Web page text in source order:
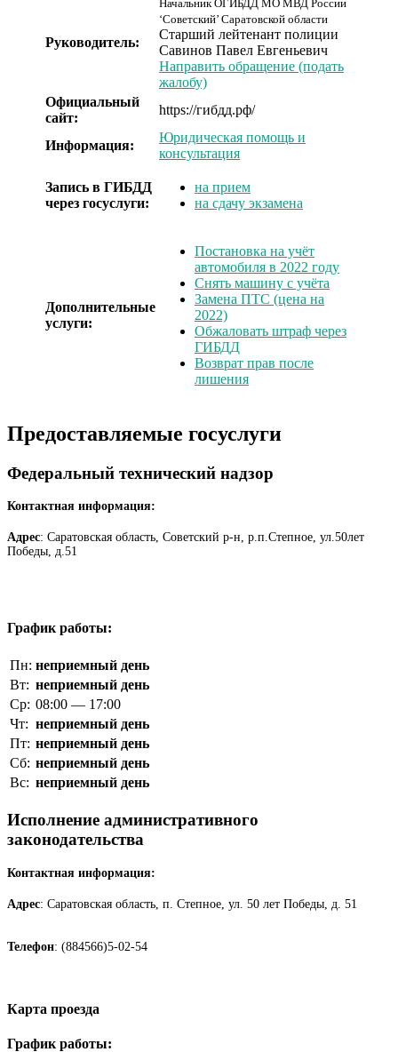
Руководитель:
Начальник ОГИБДД МО МВД России
‘Советский’ Саратовской области
Старший лейтенант полиции
Савинов Павел Евгеньевич
Направить обращение (подать
жалобу)
Официальный
сайт:
https://гибдд.рф/
Информация:
Юридическая помощь и
консультация
Запись в ГИБДД
через госуслуги:
на прием
на сдачу экзамена
Дополнительные
услуги:
Постановка на учёт
автомобиля в 2022 году
Снять машину с учёта
Замена ПТС (цена на
2022)
Обжаловать штраф через
ГИБДД
Возврат прав после
лишения
Предоставляемые госуслуги
Федеральный технический надзор
Контактная информация:
Адрес: Саратовская область, Советский р-н, р.п.Степное, ул.50лет
Победы, д.51
График работы:
Пн: неприемный день
Вт: неприемный день
Ср: 08:00 — 17:00
Чт: неприемный день
Пт: неприемный день
Сб: неприемный день
Вс: неприемный день
Исполнение административного
законодательства
Контактная информация:
Адрес: Саратовская область, п. Степное, ул. 50 лет Победы, д. 51
Телефон: (884566)5-02-54
Карта проезда
График работы: